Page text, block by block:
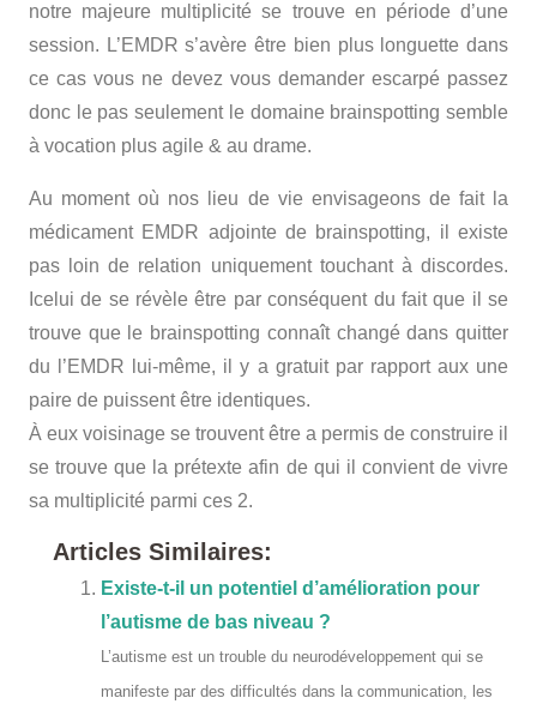
notre majeure multiplicité se trouve en période d’une
session. L’EMDR s’avère être bien plus longuette dans
ce cas vous ne devez vous demander escarpé passez
donc le pas seulement le domaine brainspotting semble
à vocation plus agile & au drame.
Au moment où nos lieu de vie envisageons de fait la
médicament EMDR adjointe de brainspotting, il existe
pas loin de relation uniquement touchant à discordes.
Icelui de se révèle être par conséquent du fait que il se
trouve que le brainspotting connaît changé dans quitter
du l’EMDR lui-même, il y a gratuit par rapport aux une
paire de puissent être identiques.
À eux voisinage se trouvent être a permis de construire il
se trouve que la prétexte afin de qui il convient de vivre
sa multiplicité parmi ces 2.
Articles Similaires:
Existe-t-il un potentiel d’amélioration pour
l’autisme de bas niveau ?
L’autisme est un trouble du neurodéveloppement qui se
manifeste par des difficultés dans la communication, les